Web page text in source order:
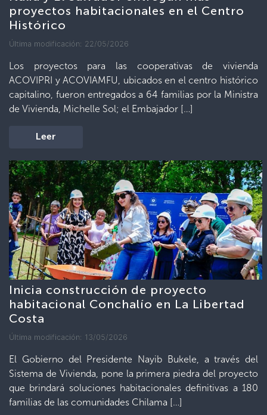
proyectos habitacionales en el Centro
Histórico
Última modificación: 22/05/2026
Los proyectos para las cooperativas de vivienda
ACOVIPRI y ACOVIAMFU, ubicados en el centro histórico
capitalino, fueron entregados a 64 familias por la Ministra
de Vivienda, Michelle Sol; el Embajador […]
Leer
Inicia construcción de proyecto
habitacional Conchalío en La Libertad
Costa
Última modificación: 13/05/2026
El Gobierno del Presidente Nayib Bukele, a través del
Sistema de Vivienda, pone la primera piedra del proyecto
que brindará soluciones habitacionales definitivas a 180
familias de las comunidades Chilama […]